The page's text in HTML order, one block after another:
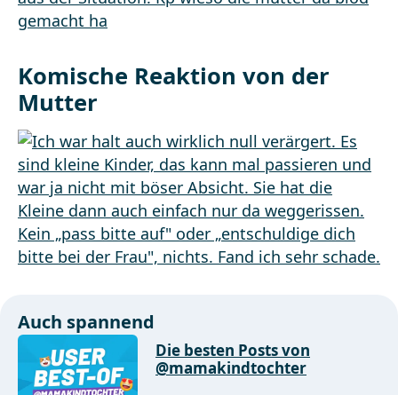
Komische Reaktion von der
Mutter
Auch spannend
Die besten Posts von
@mamakindtochter